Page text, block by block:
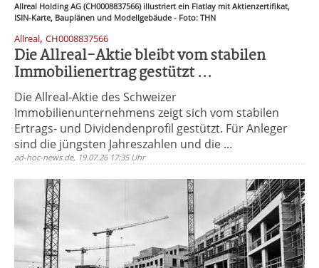
Allreal Holding AG (CH0008837566) illustriert ein Flatlay mit Aktienzertifikat,
ISIN-Karte, Bauplänen und Modellgebäude - Foto: THN
Allreal, CH0008837566
Die Allreal-Aktie bleibt vom stabilen
Immobilienertrag gestützt ...
Die Allreal-Aktie des Schweizer
Immobilienunternehmens zeigt sich vom stabilen
Ertrags- und Dividendenprofil gestützt. Für Anleger
sind die jüngsten Jahreszahlen und die ...
ad-hoc-news.de, 19.07.26 17:35 Uhr